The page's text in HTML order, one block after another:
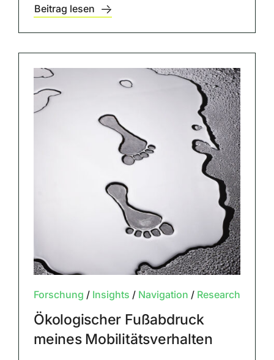
Beitrag lesen
Forschung / Insights / Navigation / Research
Ökologischer Fußabdruck
meines Mobilitätsverhalten